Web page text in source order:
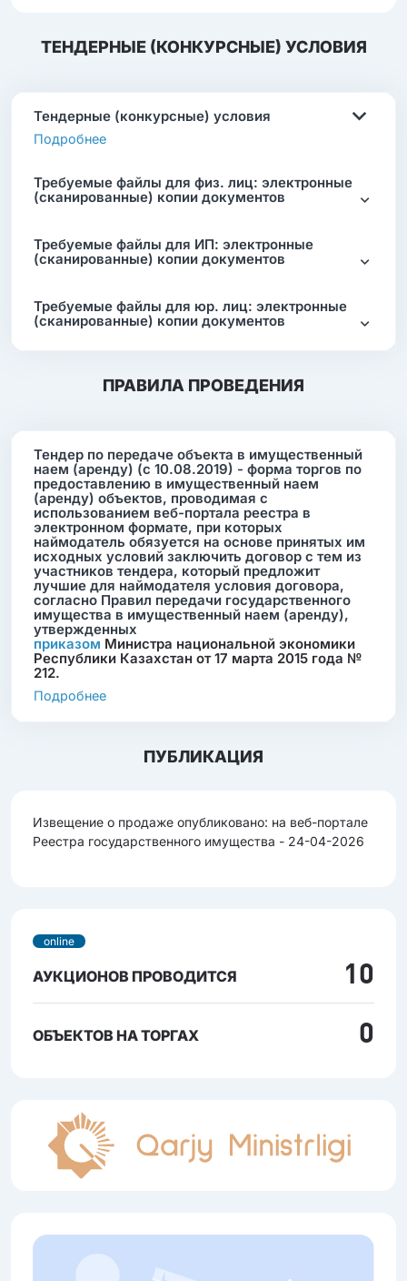
ТЕНДЕРНЫЕ (КОНКУРСНЫЕ) УСЛОВИЯ
Тендерные (конкурсные) условия
Подробнее
Требуемые файлы для физ. лиц: электронные
(сканированные) копии документов
Требуемые файлы для ИП: электронные
(сканированные) копии документов
Требуемые файлы для юр. лиц: электронные
(сканированные) копии документов
ПРАВИЛА ПРОВЕДЕНИЯ
Тендер по передаче объекта в имущественный
наем (аренду) (с 10.08.2019) - форма торгов по
предоставлению в имущественный наем
(аренду) объектов, проводимая с
использованием веб-портала реестра в
электронном формате, при которых
наймодатель обязуется на основе принятых им
исходных условий заключить договор с тем из
участников тендера, который предложит
лучшие для наймодателя условия договора,
согласно Правил передачи государственного
имущества в имущественный наем (аренду),
утвержденных
приказом Министра национальной экономики
Республики Казахстан от 17 марта 2015 года №
212.
Подробнее
ПУБЛИКАЦИЯ
Извещение о продаже опубликовано: на веб-портале
Реестра государственного имущества - 24-04-2026
online
АУКЦИОНОВ ПРОВОДИТСЯ 10
ОБЪЕКТОВ НА ТОРГАХ 0